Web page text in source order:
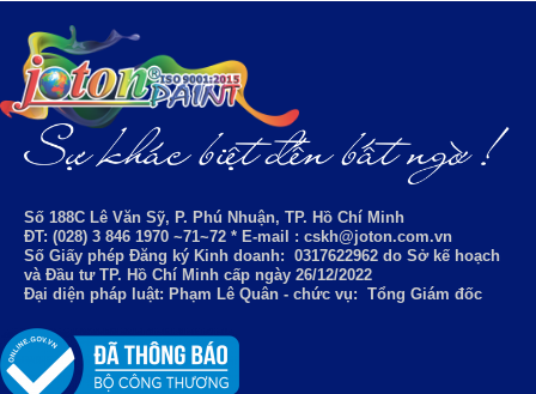
Số 188C Lê Văn Sỹ, P. Phú Nhuận, TP. Hồ Chí Minh
ĐT: (028) 3 846 1970 ~71~72 * E-mail : cskh@joton.com.vn
Số Giấy phép Đăng ký Kinh doanh: 0317622962 do Sở kế hoạch
và Đầu tư TP. Hồ Chí Minh cấp ngày 26/12/2022
Đại diện pháp luật: Phạm Lê Quân - chức vụ: Tổng Giám đốc